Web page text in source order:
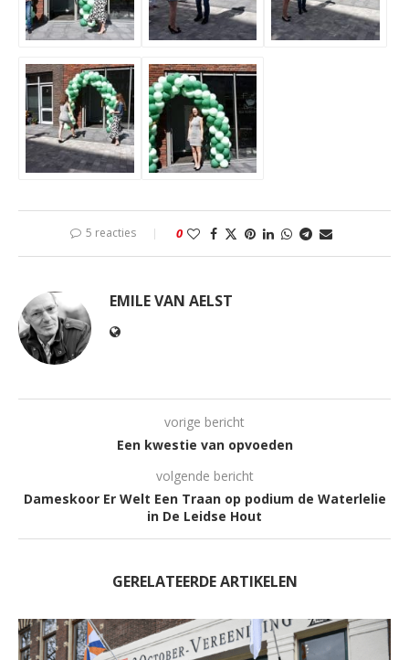
5 reacties 0
EMILE VAN AELST
vorige bericht
Een kwestie van opvoeden
volgende bericht
Dameskoor Er Welt Een Traan op podium de Waterlelie
in De Leidse Hout
GERELATEERDE ARTIKELEN